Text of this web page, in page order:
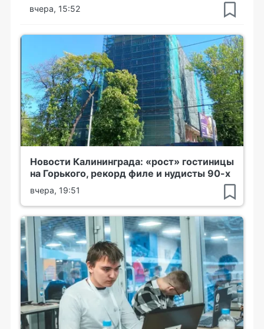
вчера, 15:52
Новости Калининграда: «рост» гостиницы
на Горького, рекорд филе и нудисты 90-х
вчера, 19:51